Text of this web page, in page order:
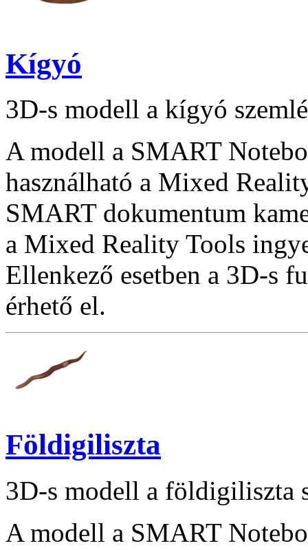
Kígyó
3D-s modell a kígyó
A modell a SMART
használható a Mixed
SMART dokumentum
a Mixed Reality Tools
Ellenkező esetben a 3D-s
érhető el.
Földigiliszta
3D-s modell a földigiliszta
A modell a SMART